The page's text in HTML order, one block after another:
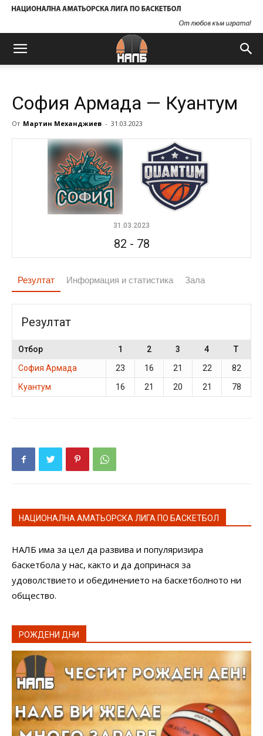
София Армада — Куантум
От Мартин Механджиев - 31.03.2023
31.03.2023
82 - 78
Резултат Информация и статистика Зала
Резултат
Отбор 1 2 3 4
T
София Армада
23 16 21 22
82
Куантум
16 21 20 21 78
НАЦИОНАЛНА АМАТЬОРСКА ЛИГА ПО БАСКЕТБОЛ
НАЛБ има за цел да развива и популяризира
баскетбола у нас, както и да допринася за
удоволствието и обединението на баскетболното ни
общество.
РОЖДЕНИ ДНИ